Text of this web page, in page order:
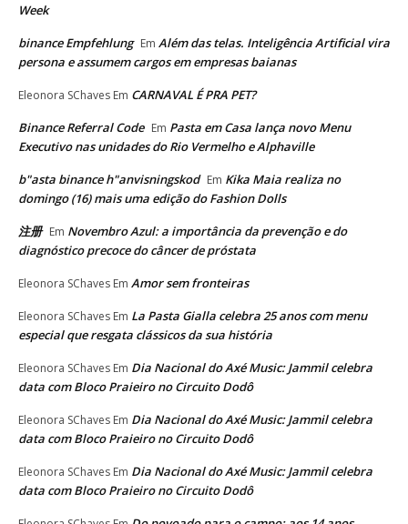
Week
binance Empfehlung Em Além das telas. Inteligência Artificial vira
persona e assumem cargos em empresas baianas
Eleonora SChaves Em CARNAVAL É PRA PET?
Binance Referral Code Em Pasta em Casa lança novo Menu
Executivo nas unidades do Rio Vermelho e Alphaville
b"asta binance h"anvisningskod Em Kika Maia realiza no
domingo (16) mais uma edição do Fashion Dolls
注册 Em Novembro Azul: a importância da prevenção e do
diagnóstico precoce do câncer de próstata
Eleonora SChaves Em Amor sem fronteiras
Eleonora SChaves Em La Pasta Gialla celebra 25 anos com menu
especial que resgata clássicos da sua história
Eleonora SChaves Em Dia Nacional do Axé Music: Jammil celebra
data com Bloco Praieiro no Circuito Dodô
Eleonora SChaves Em Dia Nacional do Axé Music: Jammil celebra
data com Bloco Praieiro no Circuito Dodô
Eleonora SChaves Em Dia Nacional do Axé Music: Jammil celebra
data com Bloco Praieiro no Circuito Dodô